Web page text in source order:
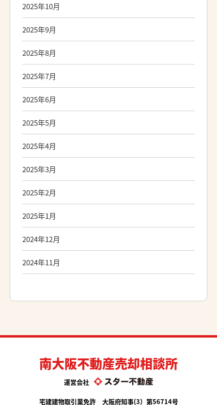
2025年10月
2025年9月
2025年8月
2025年7月
2025年6月
2025年5月
2025年4月
2025年3月
2025年2月
2025年1月
2024年12月
2024年11月
南大阪不動産売却相談所
運営会社
宅建建物取引業免許 大阪府知事(3）第56714号